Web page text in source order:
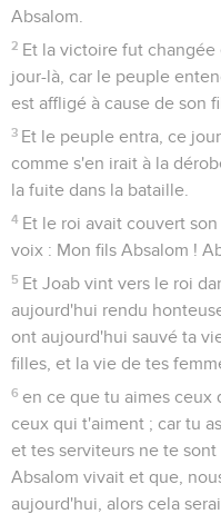
Absalom.
2 Et la victoire fut
jour-là, car le peuple
est affligé à cause de son
3 Et le peuple entra, ce
comme s'en irait à la
la fuite dans la bataille.
4 Et le roi avait couvert
voix : Mon fils Absalom !
5 Et Joab vint vers le roi
aujourd'hui rendu
ont aujourd'hui sauvé ta
filles, et la vie de tes
6 en ce que tu aimes ceux
ceux qui t'aiment ; car tu
et tes serviteurs ne te
Absalom vivait et que,
aujourd'hui, alors cela